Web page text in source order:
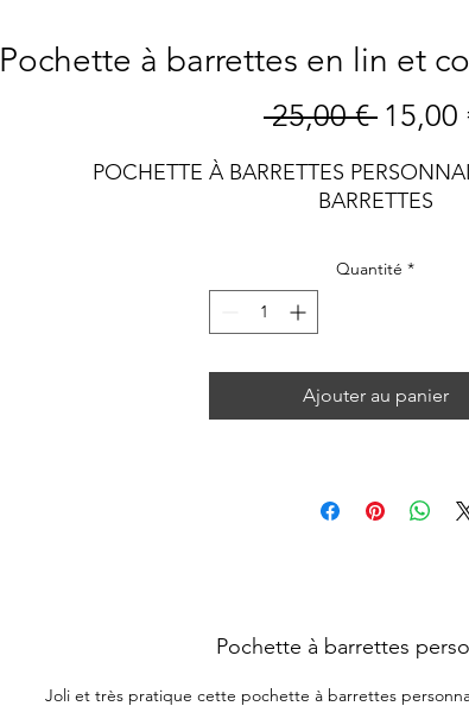
Pochette à barrettes en lin et
25,00 € Prix
15,00
POCHETTE À BARRETTES
BARRETTES
Quantité *
Ajouter au panier
Pochette à barrettes
Joli et très pratique cette pochette à barrettes